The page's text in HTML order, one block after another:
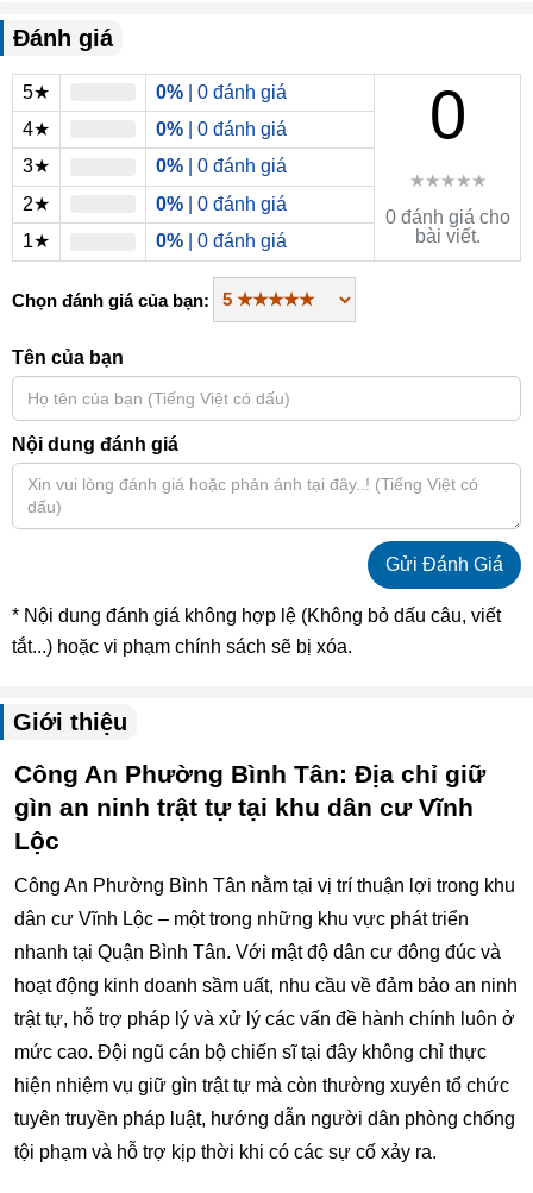
Đánh giá
5★ 0% | 0 đánh giá 0
★★★★★
0 đánh giá cho
bài viết.
4★ 0% | 0 đánh giá
3★
0% | 0 đánh giá
2★
0% | 0 đánh giá
1★
0% | 0 đánh giá
Chọn đánh giá của bạn:
Tên của bạn
Nội dung đánh giá
* Nội dung đánh giá không hợp lệ (Không bỏ dấu câu, viết
tắt...) hoặc vi phạm chính sách sẽ bị xóa.
Giới thiệu
Công An Phường Bình Tân: Địa chỉ giữ
gìn an ninh trật tự tại khu dân cư Vĩnh
Lộc
Công An Phường Bình Tân nằm tại vị trí thuận lợi trong khu
dân cư Vĩnh Lộc – một trong những khu vực phát triển
nhanh tại Quận Bình Tân. Với mật độ dân cư đông đúc và
hoạt động kinh doanh sầm uất, nhu cầu về đảm bảo an ninh
trật tự, hỗ trợ pháp lý và xử lý các vấn đề hành chính luôn ở
mức cao. Đội ngũ cán bộ chiến sĩ tại đây không chỉ thực
hiện nhiệm vụ giữ gìn trật tự mà còn thường xuyên tổ chức
tuyên truyền pháp luật, hướng dẫn người dân phòng chống
tội phạm và hỗ trợ kịp thời khi có các sự cố xảy ra.